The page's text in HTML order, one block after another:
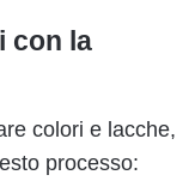
con la
colori e lacche,
processo: